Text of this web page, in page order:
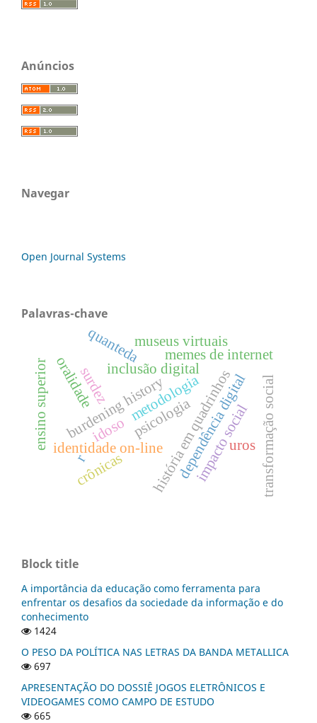
Anúncios
Navegar
Open Journal Systems
Palavras-chave
idoso
identidade on-linehistória em quadrinhos
burdening historymetodologia
oralidade dependência digital
impacto social
psicologia
memes de internet
uros
crônicas
surdez transformação social
inclusão digital
ensino superior
r
museus virtuais
quanteda
Block title
A importância da educação como ferramenta para
enfrentar os desafios da sociedade da informação e do
conhecimento
1424
O PESO DA POLÍTICA NAS LETRAS DA BANDA METALLICA
697
APRESENTAÇÃO DO DOSSIÊ JOGOS ELETRÔNICOS E
VIDEOGAMES COMO CAMPO DE ESTUDO
665